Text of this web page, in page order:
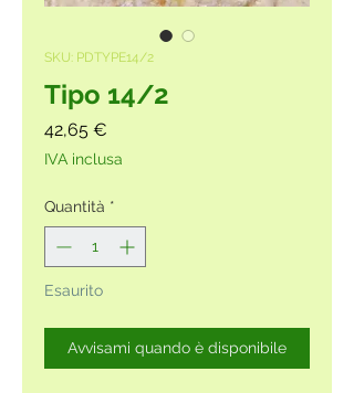
SKU: PDTYPE14/2
Tipo 14/2
42,65 €
IVA inclusa
Quantità *
Esaurito
Avvisami quando è disponibile